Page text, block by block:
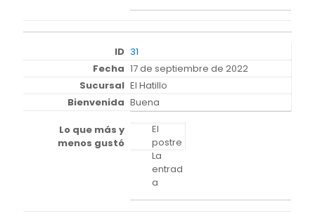
31
17 de septiembre de 2022
El Hatillo
Buena
El
postre
La
entrad
a